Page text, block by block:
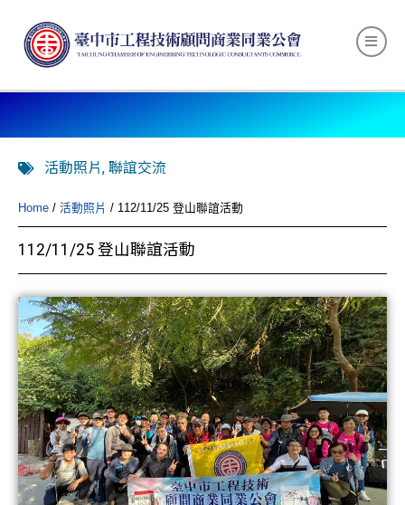
活動照片, 聯誼交流
Home / 活動照片 / 112/11/25 登山聯誼活動
112/11/25 登山聯誼活動